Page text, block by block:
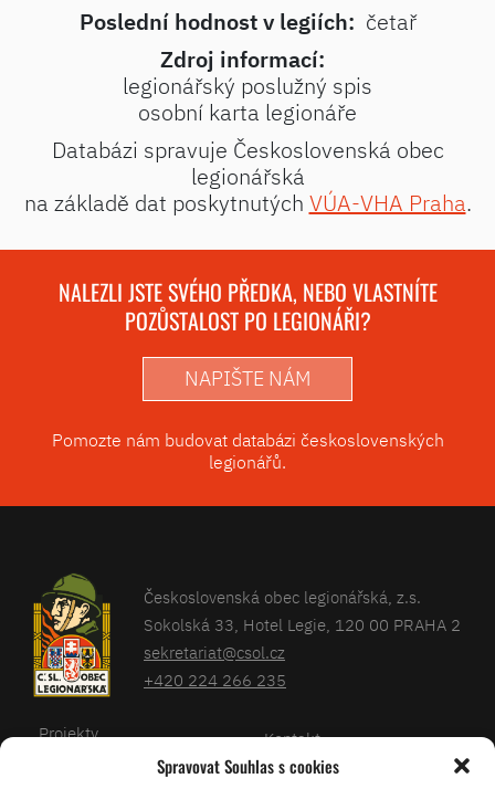
Spravovat Souhlas s cookies
Poslední hodnost v legiích: četař
Zdroj informací:
legionářský poslužný spis
osobní karta legionáře
Databázi spravuje Československá obec
legionářská
na základě dat poskytnutých VÚA-VHA Praha.
NALEZLI JSTE SVÉHO PŘEDKA, NEBO VLASTNÍTE
POZŮSTALOST PO LEGIONÁŘI?
NAPIŠTE NÁM
Pomozte nám budovat databázi československých
legionářů.
Československá obec legionářská, z.s.
Sokolská 33, Hotel Legie, 120 00 PRAHA 2
sekretariat@csol.cz
+420 224 266 235
Projekty
Kontakt
Databáze legionářů